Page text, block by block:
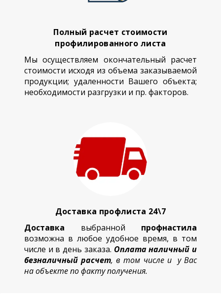
Полный расчет стоимости
профилированного листа
Мы осуществляем окончательный расчет
стоимости исходя из объема заказываемой
продукции; удаленности Вашего объекта;
необходимости разгрузки и пр. факторов.
Доставка профлиста 24\7
Доставка выбранной профнастила
возможна в любое удобное время, в том
числе и в день заказа. Оплата наличный и
безналичный расчет, в том числе и у Вас
на объекте по факту получения.